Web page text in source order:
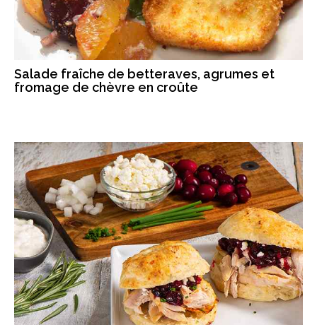
Salade fraîche de betteraves, agrumes et
fromage de chèvre en croûte